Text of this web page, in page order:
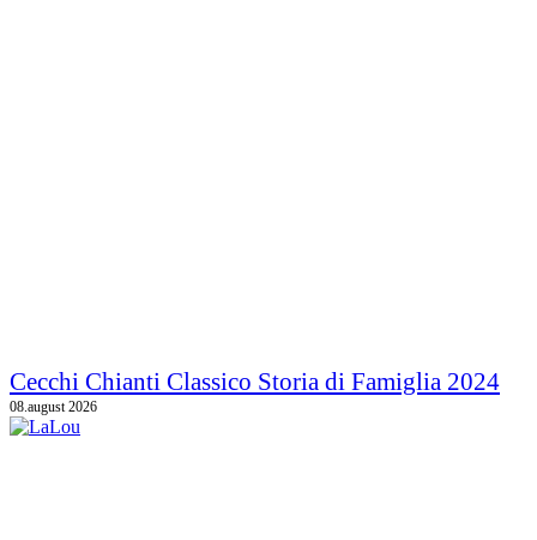
Cecchi Chianti Classico Storia di Famiglia 2024
08.august 2026